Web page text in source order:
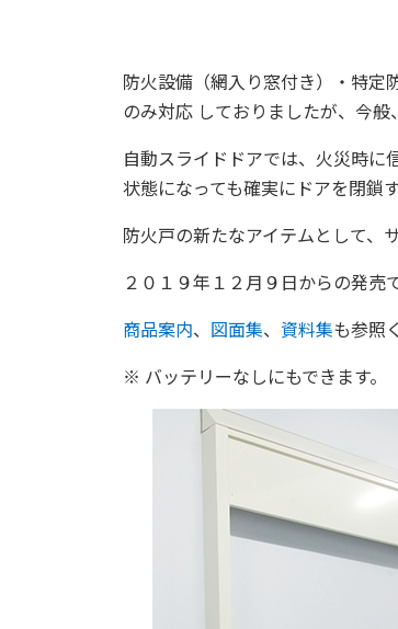
防火設備（網入り窓付き）・特定
のみ対応 しておりましたが、今般
自動スライドドアでは、火災時
状態になっても確実にドアを閉鎖
防火戸の新たなアイテムとして、
２０１９年１２月９日からの発売で
商品案内、 図面集、 資料集も参照
※ バッテリーなしにもできます。